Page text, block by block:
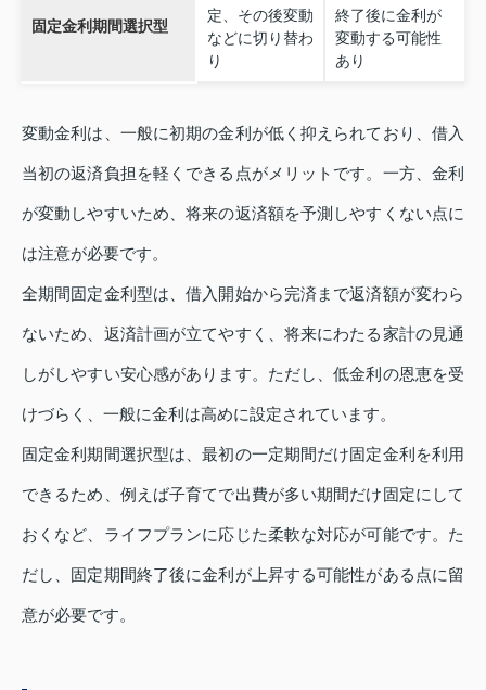
固定金利期間選択型
定、その後変動
などに切り替わ
り
終了後に金利が
変動する可能性
あり
変動金利は、一般に初期の金利が低く抑えられており、借入
当初の返済負担を軽くできる点がメリットです。一方、金利
が変動しやすいため、将来の返済額を予測しやすくない点に
は注意が必要です。
全期間固定金利型は、借入開始から完済まで返済額が変わら
ないため、返済計画が立てやすく、将来にわたる家計の見通
しがしやすい安心感があります。ただし、低金利の恩恵を受
けづらく、一般に金利は高めに設定されています。
固定金利期間選択型は、最初の一定期間だけ固定金利を利用
できるため、例えば子育てで出費が多い期間だけ固定にして
おくなど、ライフプランに応じた柔軟な対応が可能です。た
だし、固定期間終了後に金利が上昇する可能性がある点に留
意が必要です。